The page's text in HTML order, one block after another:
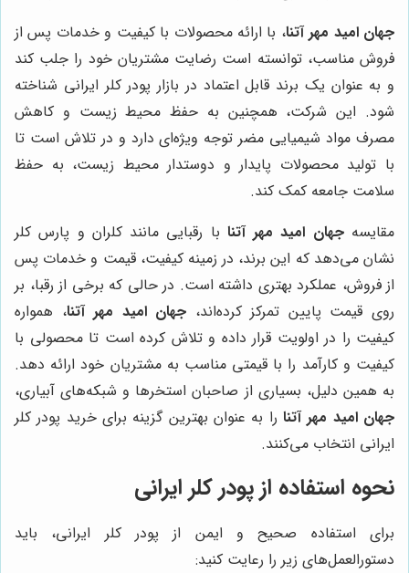
جهان امید مهر آتنا، با ارائه محصولات با کیفیت و خدمات پس از
فروش مناسب، توانسته است رضایت مشتریان خود را جلب کند
و به عنوان یک برند قابل اعتماد در بازار پودر کلر ایرانی شناخته
شود. این شرکت، همچنین به حفظ محیط زیست و کاهش
مصرف مواد شیمیایی مضر توجه ویژه‌ای دارد و در تلاش است تا
با تولید محصولات پایدار و دوستدار محیط زیست، به حفظ
سلامت جامعه کمک کند.
مقایسهجهان امید مهر آتنا با رقبایی مانند کلران و پارس کلر
نشان می‌دهد که این برند، در زمینه کیفیت، قیمت و خدمات پس
از فروش، عملکرد بهتری داشته است. در حالی که برخی از رقبا، بر
روی قیمت پایین تمرکز کرده‌اند، جهان امید مهر آتنا، همواره
کیفیت را در اولویت قرار داده و تلاش کرده است تا محصولی با
کیفیت و کارآمد را با قیمتی مناسب به مشتریان خود ارائه دهد.
به همین دلیل، بسیاری از صاحبان استخرها و شبکه‌های آبیاری،
جهان امید مهر آتنا را به عنوان بهترین گزینه برای خرید پودر کلر
ایرانی انتخاب می‌کنند.
نحوه استفاده از پودر کلر ایرانی
برای استفاده صحیح و ایمن از پودر کلر ایرانی، باید
دستورالعمل‌های زیر را رعایت کنید: